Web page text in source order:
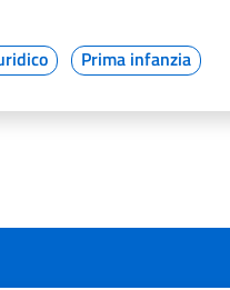
Prima infanzia